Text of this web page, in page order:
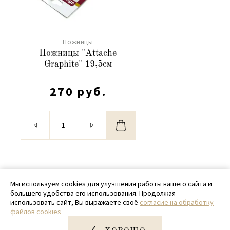
Ножницы
Ножницы "Attache
Graphite" 19,5см
270 руб.
© 2020 - 2026 SamPack
+ 7 (918) 699-97-87
zakaz@sampack.store
Мы используем cookies для улучшения работы нашего сайта и
большего удобства его использования. Продолжая
использовать сайт, Вы выражаете своё согласие на обработку
файлов cookies